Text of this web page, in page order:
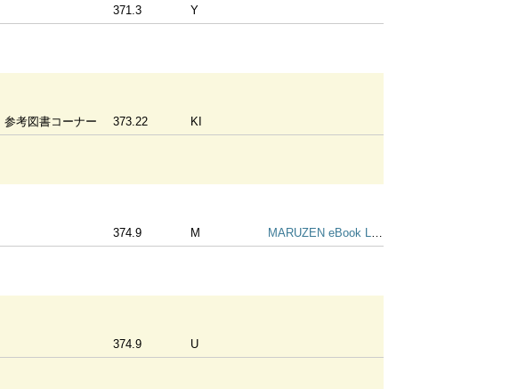
371.3 Y
参考図書コーナー 373.22 KI
374.9 M MARUZEN eBook Library
374.9 U